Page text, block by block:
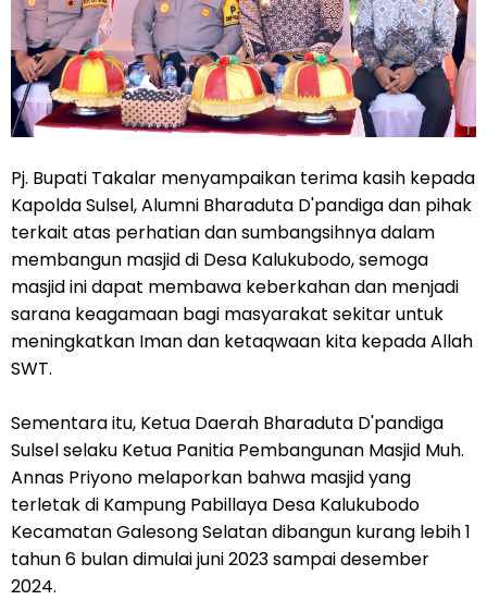
Pj. Bupati Takalar menyampaikan terima kasih kepada
Kapolda Sulsel, Alumni Bharaduta D'pandiga dan pihak
terkait atas perhatian dan sumbangsihnya dalam
membangun masjid di Desa Kalukubodo, semoga
masjid ini dapat membawa keberkahan dan menjadi
sarana keagamaan bagi masyarakat sekitar untuk
meningkatkan Iman dan ketaqwaan kita kepada Allah
SWT.
Sementara itu, Ketua Daerah Bharaduta D'pandiga
Sulsel selaku Ketua Panitia Pembangunan Masjid Muh.
Annas Priyono melaporkan bahwa masjid yang
terletak di Kampung Pabillaya Desa Kalukubodo
Kecamatan Galesong Selatan dibangun kurang lebih 1
tahun 6 bulan dimulai juni 2023 sampai desember
2024.